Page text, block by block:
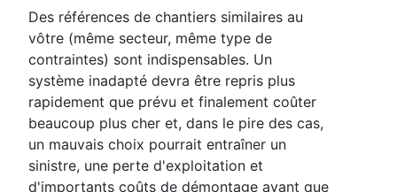
Des références de chantiers similaires au
vôtre (même secteur, même type de
contraintes) sont indispensables. Un
système inadapté devra être repris plus
rapidement que prévu et finalement coûter
beaucoup plus cher et, dans le pire des cas,
un mauvais choix pourrait entraîner un
sinistre, une perte d'exploitation et
d'importants coûts de démontage avant que